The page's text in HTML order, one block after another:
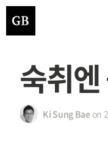
숙취
Ki Sung Baeon